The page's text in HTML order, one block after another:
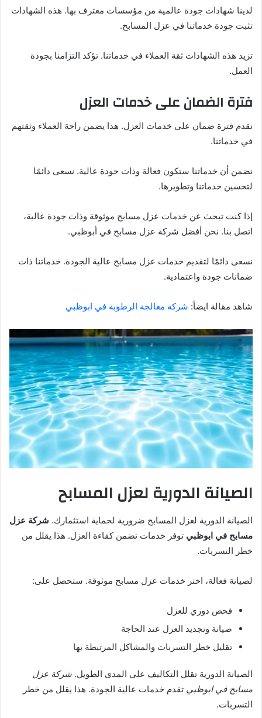
لدينا شهادات جودة عالمية من مؤسسات معترف بها. هذه الشهادات
تثبت جودة خدماتنا في عزل المسابح.
تزيد هذه الشهادات ثقة العملاء في خدماتنا. تؤكد التزامنا بجودة
العمل.
فترة الضمان على خدمات العزل
نقدم فترة ضمان على خدمات العزل. هذا يضمن راحة العملاء وثقتهم
في خدماتنا.
نضمن أن خدماتنا ستكون فعالة وذات جودة عالية. نسعى دائمًا
لتحسين خدماتنا وتطويرها.
إذا كنت تبحث عن خدمات عزل مسابح موثوقة وذات جودة عالية،
اتصل بنا. نحن أفضل شركة عزل مسابح في أبوظبي.
نسعى دائمًا لتقديم خدمات عزل مسابح عالية الجودة. خدماتنا ذات
ضمانات جودة واعتمادية.
شاهد مقالة ايضاً: شركة معالجة الرطوبة في ابوظبي
الصيانة الدورية لعزل المسابح
الصيانة الدورية لعزل المسابح ضرورية لحماية استثمارك. شركة عزل
مسابح في ابوظبي توفر خدمات تضمن كفاءة العزل. هذا يقلل من
خطر التسربات.
لصيانة فعالة، اختر خدمات عزل مسابح موثوقة. ستحصل على:
فحص دوري للعزل
صيانة وتجديد العزل عند الحاجة
تقليل خطر التسربات والمشاكل المرتبطة بها
الصيانة الدورية تقلل التكاليف على المدى الطويل. شركة عزل
مسابح في ابوظبي تقدم خدمات عالية الجودة. هذا يقلل من خطر
التسربات.